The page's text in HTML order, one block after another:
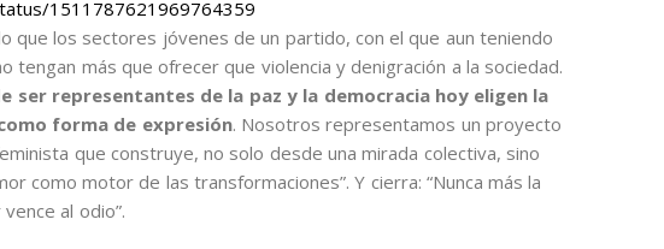
1511787621969764359
que los sectores jóvenes de un partido, con el que aun teniendo
tengan más que ofrecer que violencia y denigración a la sociedad.
ser representantes de la paz y la democracia hoy eligen la
forma de expresión. Nosotros representamos un proyecto
que construye, no solo desde una mirada colectiva, sino
como motor de las transformaciones”. Y cierra: “Nunca más la
al odio”.